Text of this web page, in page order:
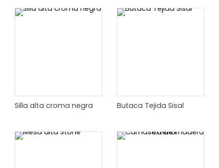
Silla alta croma negra Butaca Tejida Sisal